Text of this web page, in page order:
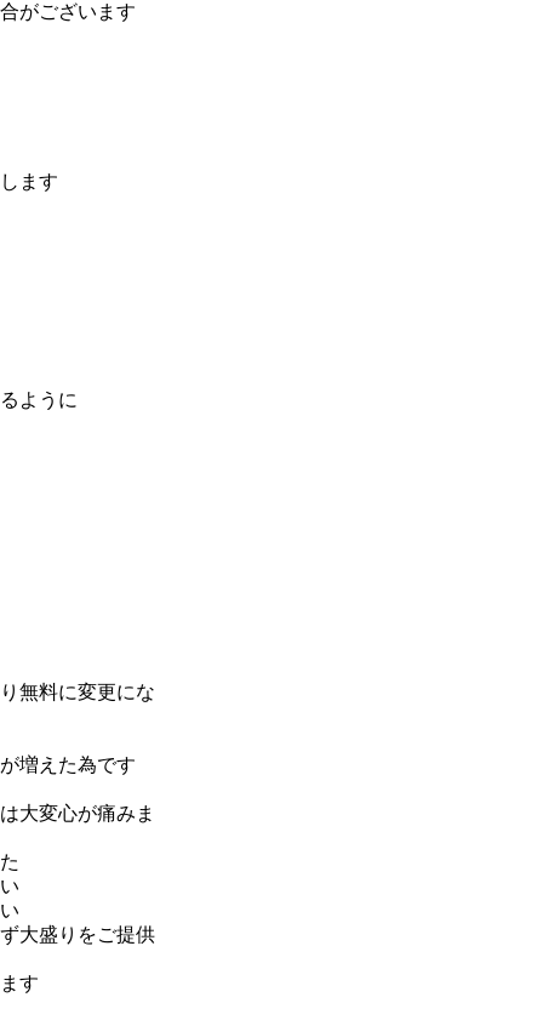
がございます
ます
ように
無料に変更にな
増えた為です
大変心が痛みま
大盛りをご提供
す